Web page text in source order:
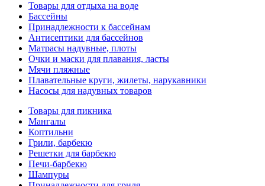
Товары для отдыха на воде
Бассейны
Принадлежности к бассейнам
Антисептики для бассейнов
Матраcы надувные, плоты
Очки и маски для плавания, ласты
Мячи пляжные
Плавательные круги, жилеты, нарукавники
Насосы для надувных товаров
Товары для пикника
Мангалы
Коптильни
Грили, барбекю
Решетки для барбекю
Печи-барбекю
Шампуры